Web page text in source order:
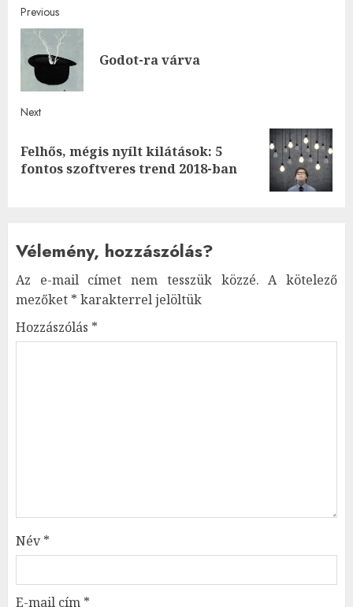
Post
navigation
Previous
Godot-ra várva
Next
Next
post:
Felhős, mégis nyílt kilátások: 5
fontos szoftveres trend 2018-ban
Vélemény, hozzászólás?
Az e-mail címet nem tesszük közzé. A kötelező
mezőket * karakterrel jelöltük
Hozzászólás *
Név*
E-mail cím *